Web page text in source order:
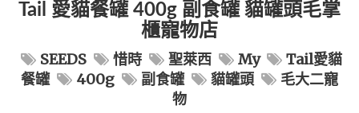
Tail 愛貓餐罐 400g 副食罐 貓罐頭毛掌
櫃寵物店
SEEDS 惜時 聖萊西 My
Tail愛貓
餐罐
400g 副食罐 貓罐頭
毛大二寵
物